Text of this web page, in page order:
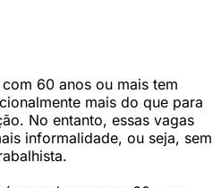
60 anos ou mais tem
mais do que para
No entanto, essas vagas
informalidade, ou seja, sem